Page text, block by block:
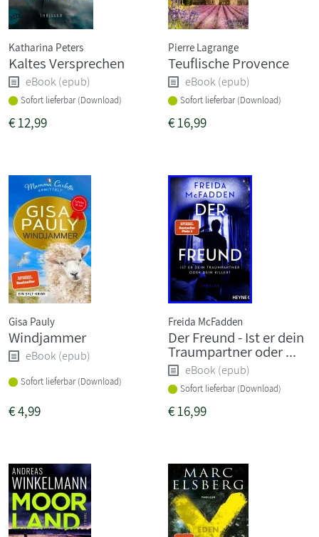
Katharina Peters
Kaltes Versprechen
eBook (epub)
Sofort lieferbar (Download)
€12,99
Pierre Lagrange
Teuflische Provence
eBook (epub)
Sofort lieferbar (Download)
€16,99
Gisa Pauly
Windjammer
eBook (epub)
Sofort lieferbar (Download)
€4,99
Freida McFadden
Der Freund - Ist er dein
Traumpartner oder ...
eBook (epub)
Sofort lieferbar (Download)
€16,99